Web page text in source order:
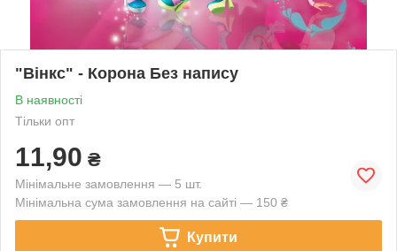
"Вінкс" - Корона Без напису
В наявності
Тільки опт
11,90 ₴
Мінімальне замовлення — 5 шт.
Мінімальна сума замовлення на сайті — 150 ₴
Купити